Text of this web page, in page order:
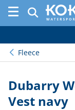
Fleece
Dubarry
Vest navy